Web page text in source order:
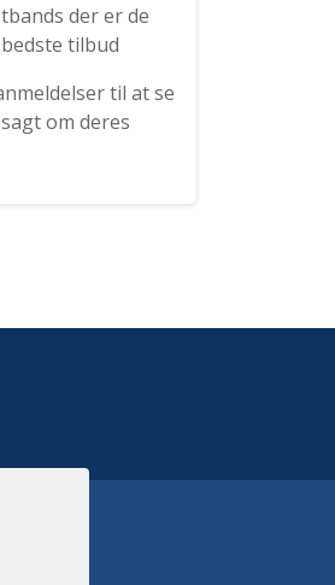
der er de
tilbud
til at se
om deres